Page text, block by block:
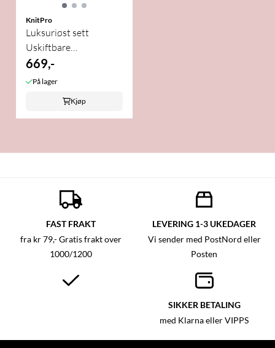
KnitPro
Luksuriøst sett
Uskiftbare
Heklekroker Knit Pro
669,-
På lager
Kjøp
FAST FRAKT
fra kr 79,- Gratis frakt over
1000/1200
LEVERING 1-3 UKEDAGER
Vi sender med PostNord eller
Posten
SIKKER BETALING
med Klarna eller VIPPS